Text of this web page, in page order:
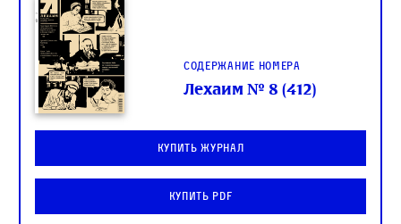
Содержание номера
Лехаим № 8 (412)
Купить журнал
Купить PDF